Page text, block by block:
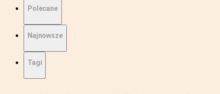
Polecane
Najnowsze
Tagi